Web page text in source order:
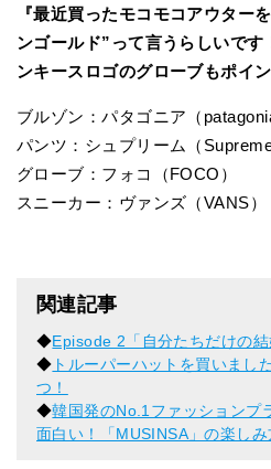
『最近買ったモコモコアウター
ンゴールド”って言うらしいで
ンキースロゴのグローブもポイン
ブルゾン：パタゴニア（
パンツ：シュプリーム（Supreme
グローブ：フォコ（FOCO）
スニーカー：ヴァンズ（VANS）
関連記事
◆Episode 2「自分たちだけの結
◆ トルーパーハットを買いまし
つ！
◆韓国発のNo.1ファッションプ
面白い！「MUSINSA」の楽し